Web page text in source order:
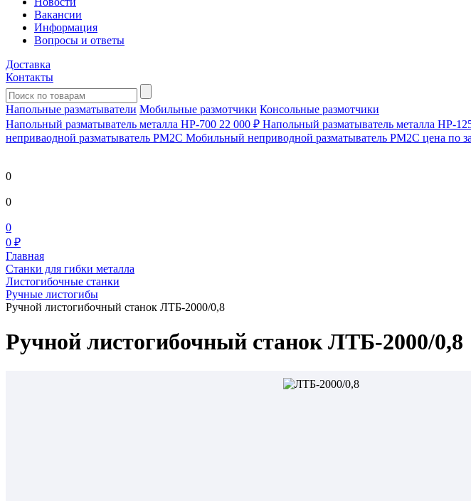
Вакансии
Информация
Вопросы и ответы
Доставка
Контакты
Напольные разматыватели Мобильные размотчики Консольные размотчики
Напольный разматыватель металла HP-700 22 000 ₽ Напольный разматыватель металла HP-
непривaодной разматыватель РМ2С Мобильный неприводной разматыватель РМ2С цена по
0
0
0
0 ₽
Главная
Станки для гибки металла
Листогибочные станки
Ручные листогибы
Ручной листогибочный станок ЛТБ-2000/0,8
Ручной листогибочный станок ЛТБ-2000/0,8